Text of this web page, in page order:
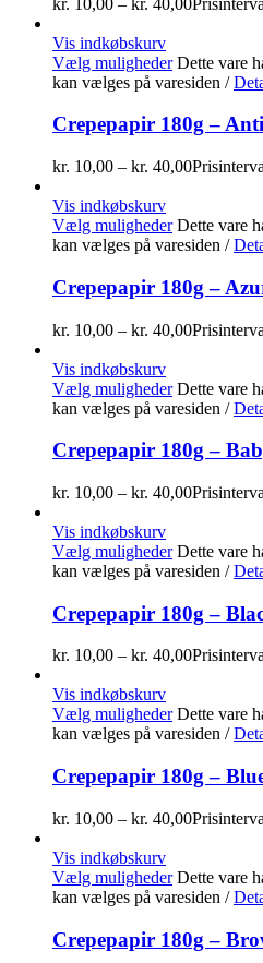
Vis indkøbskurv
Vælg muligheder Dette vare
kan vælges på varesiden /
Crepepapir 180g –
kr. 10,00 – kr. 40,00
Vis indkøbskurv
Vælg muligheder Dette vare
kan vælges på varesiden /
Crepepapir 180g –
kr. 10,00 – kr. 40,00
Vis indkøbskurv
Vælg muligheder Dette vare
kan vælges på varesiden /
Crepepapir 180g –
kr. 10,00 – kr. 40,00
Vis indkøbskurv
Vælg muligheder Dette vare
kan vælges på varesiden /
Crepepapir 180g –
kr. 10,00 – kr. 40,00
Vis indkøbskurv
Vælg muligheder Dette vare
kan vælges på varesiden /
Crepepapir 180g –
kr. 10,00 – kr. 40,00
Vis indkøbskurv
Vælg muligheder Dette vare
kan vælges på varesiden /
Crepepapir 180g –